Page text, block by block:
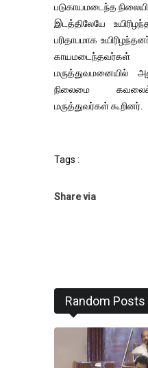
படுகாயமடைந்த
இடத்திலேயே
பரிதாபமாக
மருத்துவமனையில்
நிலைமை
மருத்துவர்கள் கூறினர்.
Tags :
Share via
Random Posts